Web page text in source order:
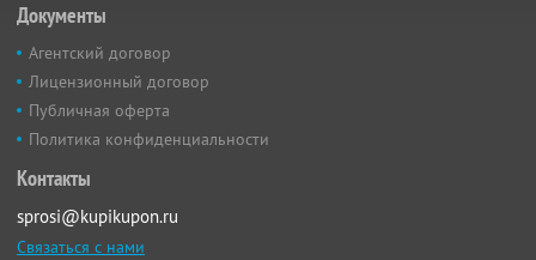
Документы
Агентский договор
Лицензионный договор
Публичная оферта
Политика конфиденциальности
Контакты
sprosi@kupikupon.ru
Связаться с нами